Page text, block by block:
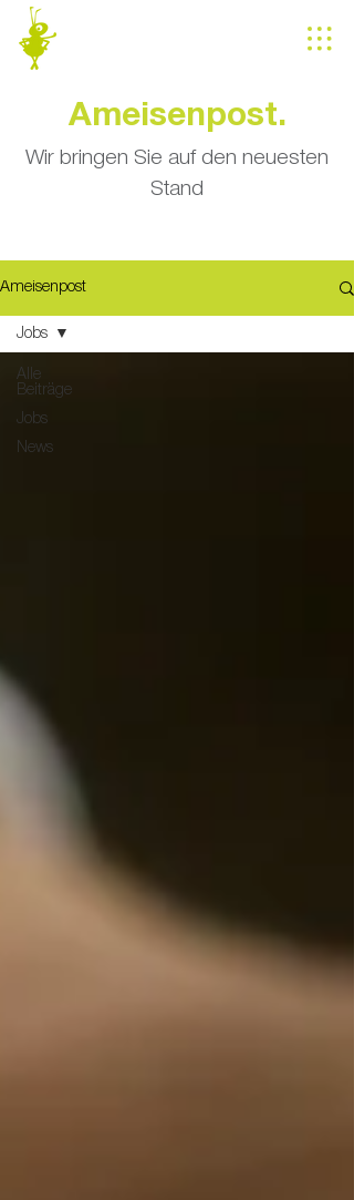
Ameisenpost.
Wir bringen Sie auf den neuesten
Stand
Ameisenpost
Alle
Beiträge
Jobs
News
Jobs